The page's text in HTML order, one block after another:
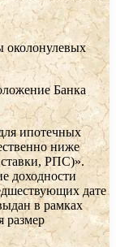
околонулевых
Банка
ипотечных
ниже
РПС)».
доходности
дате
в рамках
размер